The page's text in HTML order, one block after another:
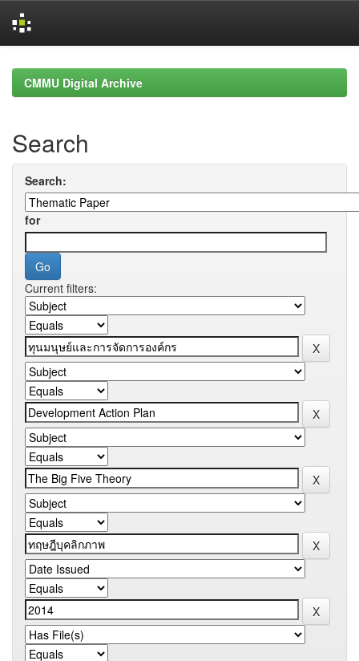
navigationCMMU Digital Archive
Search
Search:
for
Current filters: